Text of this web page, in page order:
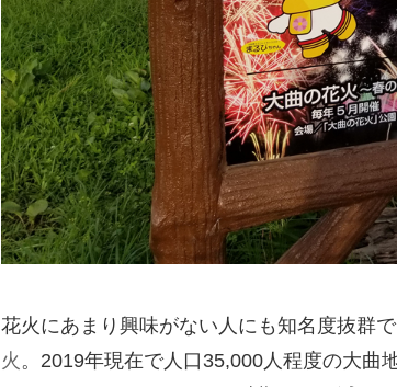
花火にあまり興味がない人にも知名度抜群
火 。2019年現在で人口35,000人程度の大曲